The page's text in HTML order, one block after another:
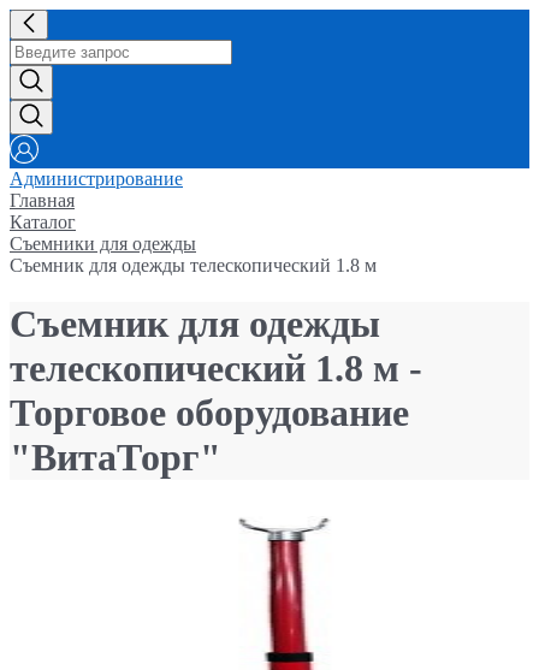
Администрирование
Главная
Каталог
Съемники для одежды
Съемник для одежды телескопический 1.8 м
Съемник для одежды
телескопический 1.8 м -
Торговое оборудование
"ВитаТорг"